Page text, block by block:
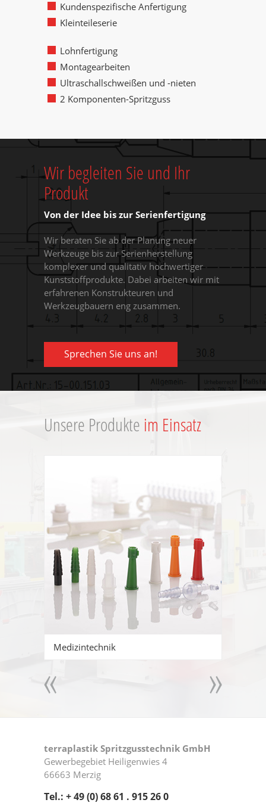
Kundenspezifische Anfertigung
Kleinteileserie
Lohnfertigung
Montagearbeiten
Ultraschallschweißen und -nieten
2 Komponenten-Spritzguss
Wir begleiten Sie und Ihr
Produkt
Von der Idee bis zur Serienfertigung
Wir beraten Sie ab der Planung neuer
Werkzeuge bis zur Serienherstellung
komplexer und qualitativ hochwertiger
Kunststoffprodukte. Dabei arbeiten wir mit
erfahrenen Konstrukteuren und
Werkzeugbauern eng zusammen.
Sprechen Sie uns an!
Unsere Produkte im Einsatz
Medizintechnik
terraplastik Spritzgusstechnik GmbH
Gewerbegebiet Heiligenwies 4
66663 Merzig
Tel.: + 49 (0) 68 61 . 915 26 0